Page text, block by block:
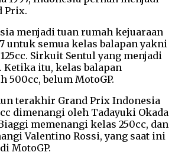
Prix.
menjadi tuan rumah kejuaraan
untuk semua kelas balapan yakni
Sirkuit Sentul yang menjadi
Ketika itu, kelas balapan
500cc, belum MotoGP.
terakhir Grand Prix Indonesia
dimenangi oleh Tadayuki Okada
memenangi kelas 250cc, dan
Valentino Rossi, yang saat ini
MotoGP.